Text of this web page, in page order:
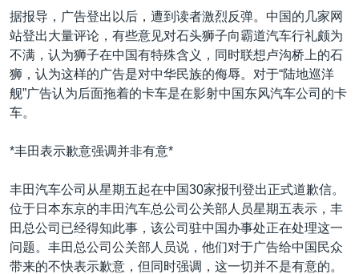
台海两岸关系
南中国海争端
关注西藏
关注新疆
GEN Z 看美国
其他语言网站
据报导，广告登出以后，遭到读者激烈反弹。中国的几家网
站登出大量评论，有些意见对石头狮子向霸道汽车行礼颇为
不满，认为狮子在中国有特殊含义，同时联想卢沟桥上的石
狮，认为这样的广告是对中华民族的侮辱。对于“陆地巡洋
舰”广告认为后面拖着的卡车是在影射中国东风汽车公司的卡
车。
*丰田表示歉意强调并非有意*
丰田汽车公司从星期五起在中国30家报刊登出正式道歉信。
位于日本东京的丰田汽车总公司公关部人员星期五表示，丰
田总公司已经得知此事，该公司驻中国办事处正在处理这一
问题。丰田总公司公关部人员说，他们对于广告给中国民众
带来的不快表示歉意，但同时强调，这一切并不是有意的。